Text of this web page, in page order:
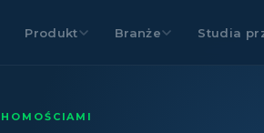
Produkt Branże Studia